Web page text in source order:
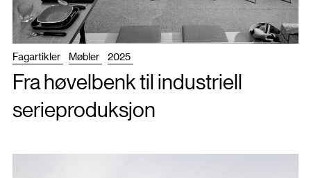
Fagartikler Møbler 2025
Fra høvelbenk til industriell
serieproduksjon